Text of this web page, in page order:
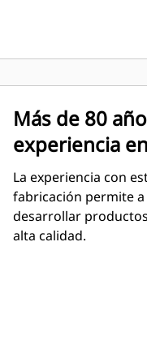
Más de 80
experiencia
fabricación
La experiencia con
fabricación permite
desarrollar
alta calidad.